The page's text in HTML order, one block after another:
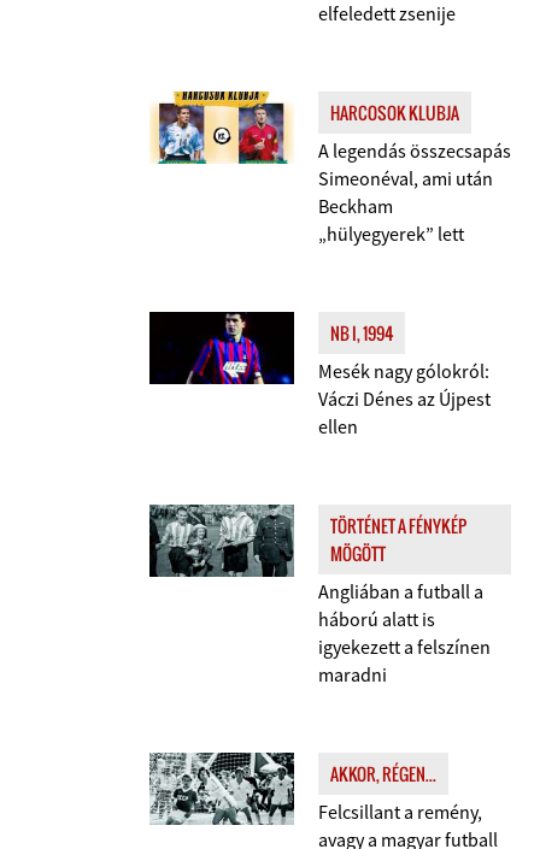
elfeledett zsenije
HARCOSOK KLUBJA
A legendás összecsapás
Simeonéval, ami után
Beckham
„hülyegyerek” lett
NB I, 1994
Mesék nagy gólokról:
Váczi Dénes az Újpest
ellen
TÖRTÉNET A FÉNYKÉP
MÖGÖTT
Angliában a futball a
háború alatt is
igyekezett a felszínen
maradni
AKKOR, RÉGEN...
Felcsillant a remény,
avagy a magyar futball